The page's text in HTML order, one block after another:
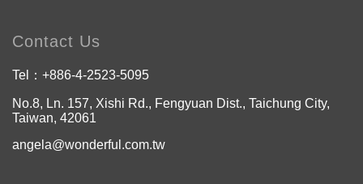
Contact Us
Tel： +886-4-2523-5095
No.8, Ln. 157, Xishi Rd., Fengyuan Dist., Taichung City,
Taiwan, 42061
angela@wonderful.com.tw